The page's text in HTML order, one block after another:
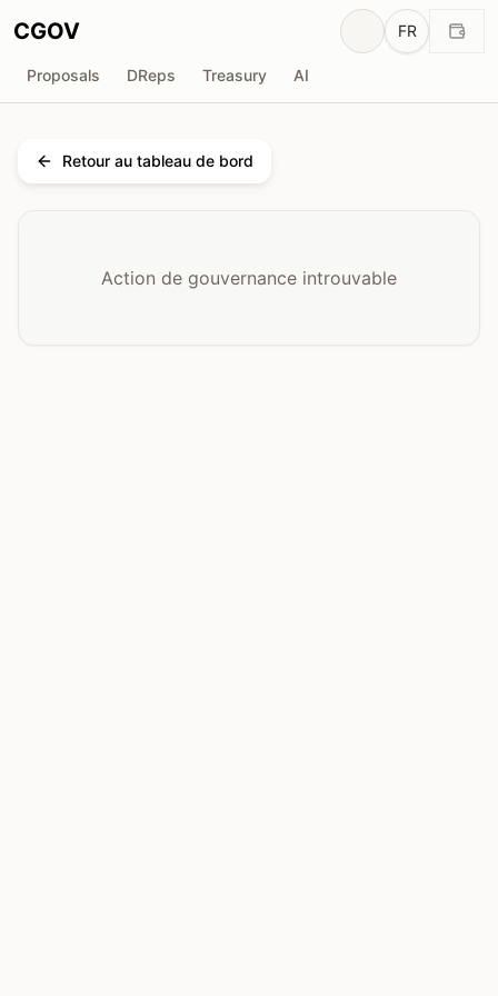
CGOV FR
Proposals DReps Treasury AI
Retour au tableau de bord
Action de gouvernance introuvable